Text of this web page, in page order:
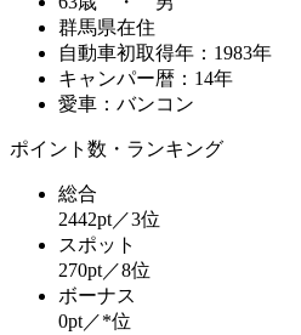
群馬県在住
自動車初取得年：1983年
キャンパー暦：14年
愛車：バンコン
ポイント数・ランキング
総合
2442pt／3位
スポット
270pt／8位
ボーナス
0pt／*位